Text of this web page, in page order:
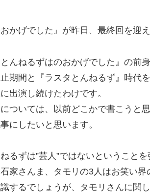
かげでした』が昨日、最終回を迎え
んねるずはのおかげでした』の前
期間と『ラスタとんねるず』時代
出演し続けたわけです。
ついては、以前どこかで書こうと
にしたいと思います。
るずは”芸人”ではないということ
家さんま、タモリの3人はお笑い
するでしょうが、タモリさんに関